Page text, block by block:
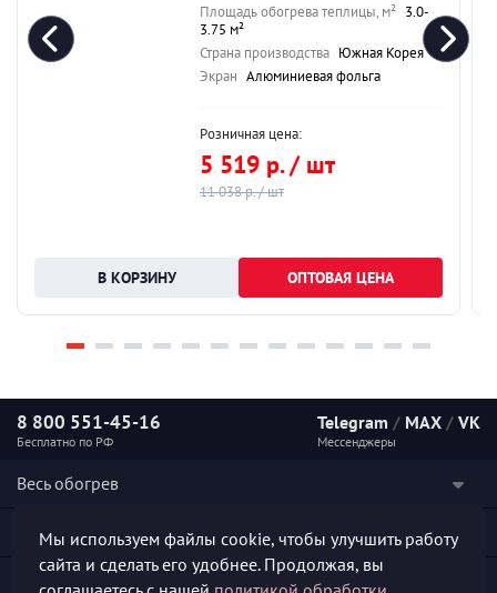
Площадь обогрева теплицы, м² 3.0-
3.75 м²
Страна производства Южная Корея
Экран Алюминиевая фольга
Розничная цена:
5 519 р. / шт
11 038 р. / шт
ОПТОВАЯ ЦЕНА
8 800 551-45-16
Бесплатно по РФ
Telegram / MAX / VK
Мессенджеры
Весь обогрев
Наши услуги
Мы используем файлы cookie, чтобы улучшить работу
сайта и сделать его удобнее. Продолжая, вы